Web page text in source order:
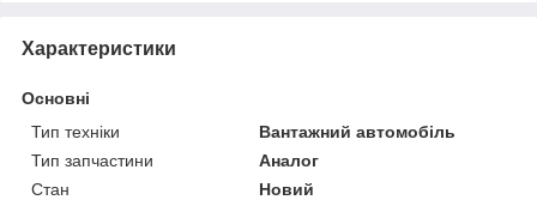
Характеристики
Основні
Тип техніки
Вантажний автомобіль
Тип запчастини
Аналог
Стан
Новий